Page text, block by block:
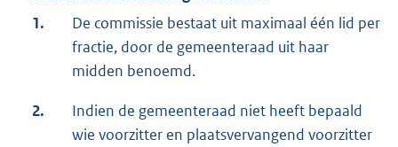
1.
De commissie bestaat uit maximaal één lid per
fractie, door de gemeenteraad uit haar
midden benoemd.
2.
Indien de gemeenteraad niet heeft bepaald
wie voorzitter en plaatsvervangend voorzitter